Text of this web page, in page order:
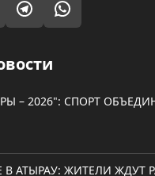
– 2026": СПОРТ
АТЫРАУ: ЖИТЕЛИ ЖДУТ